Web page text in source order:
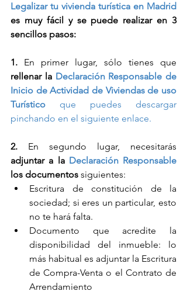
Legalizar tu vivienda turística en Madrid
es muy fácil y se puede realizar en 3
sencillos pasos:
1.
rellenar la Declaración Responsable de
Inicio de Actividad de Viviendas de uso
Turístico que puedes descargar
pinchando en el siguiente enlace.
2.
adjuntar a la Declaración Responsable
los documentos siguientes:
Escritura de constitución de la
sociedad; si eres un particular, esto
no te hará falta.
Documento que acredite la
disponibilidad del inmueble: lo
más habitual es adjuntar la Escritura
de Compra-Venta o el Contrato de
Arrendamiento